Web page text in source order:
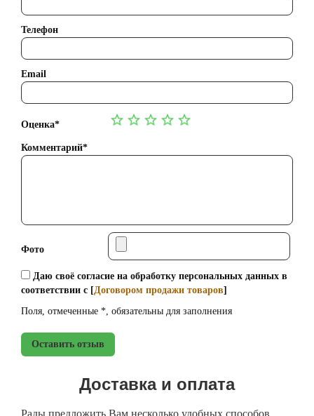
Телефон
Email
Оценка*
Комментарий*
Фото
Даю своё согласие на обработку персональных данных в
соответствии с [Договором продажи товаров]
Поля, отмеченные *, обязательны для заполнения
Оставить отзыв
Доставка и оплата
Рады предложить Вам несколько удобных способов